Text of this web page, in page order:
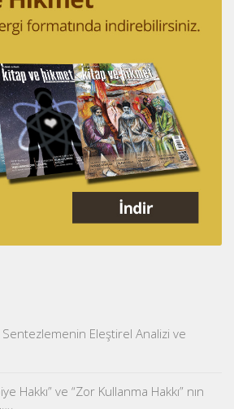
Eleştirel Analizi ve
Hakkı” ve “Zor Kullanma Hakkı” nın